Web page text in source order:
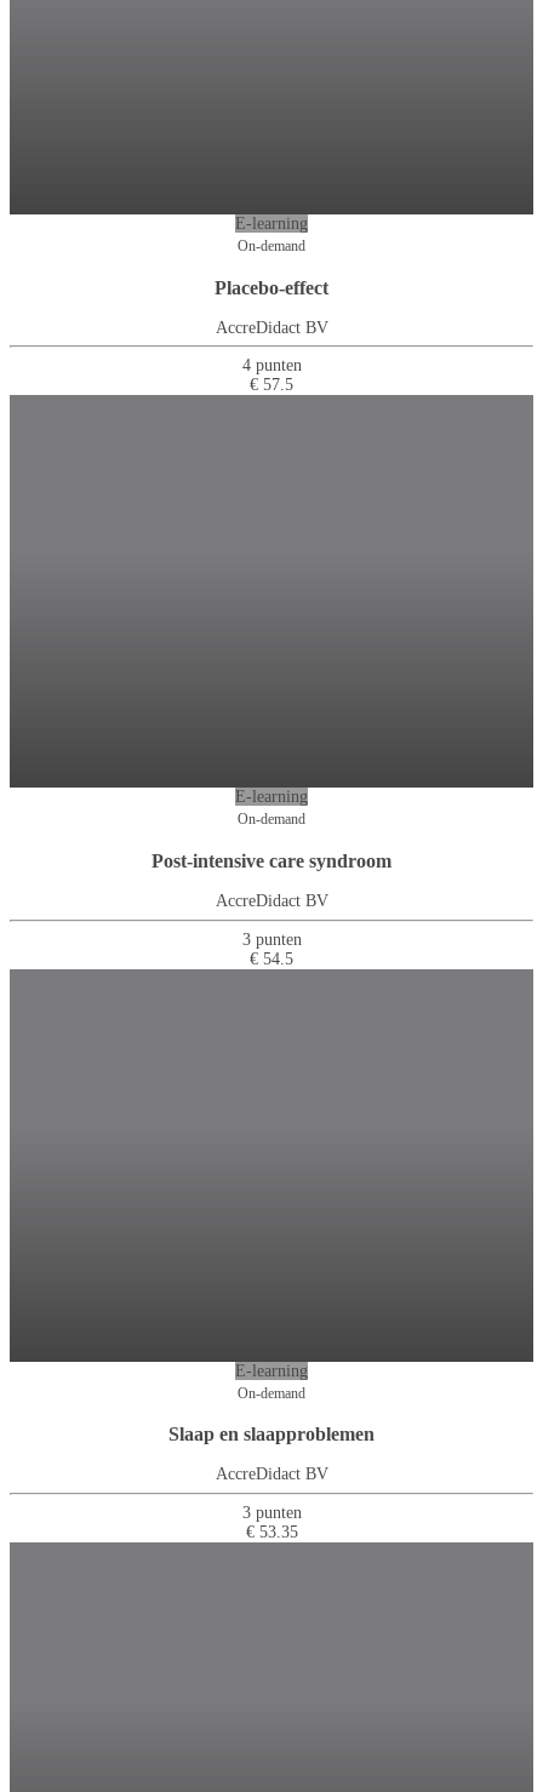
E-learning
On-demand
Placebo-effect
AccreDidact BV
4 punten
€ 57.5
E-learning
On-demand
Post-intensive care syndroom
AccreDidact BV
3 punten
€ 54.5
E-learning
On-demand
Slaap en slaapproblemen
AccreDidact BV
3 punten
€ 53.35